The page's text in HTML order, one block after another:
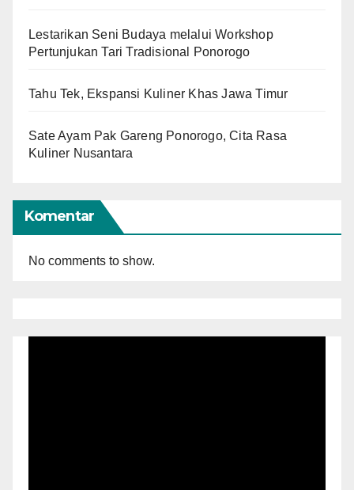
Lestarikan Seni Budaya melalui Workshop
Pertunjukan Tari Tradisional Ponorogo
Tahu Tek, Ekspansi Kuliner Khas Jawa Timur
Sate Ayam Pak Gareng Ponorogo, Cita Rasa
Kuliner Nusantara
Komentar
No comments to show.